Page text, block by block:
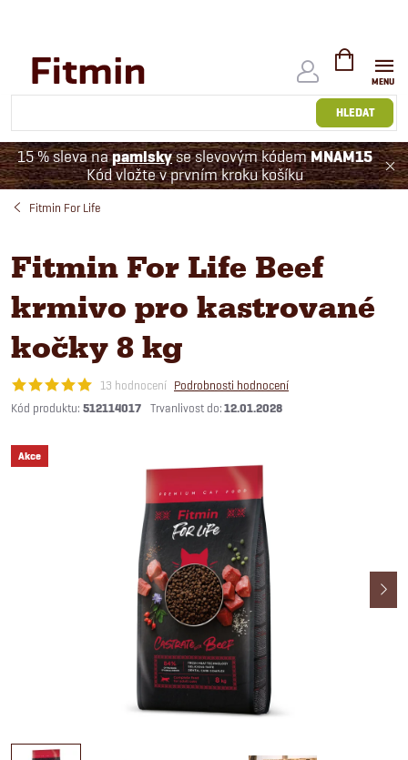
HLEDAT
NÁKUPNÍ
KOŠÍK
15 % sleva napamlskyse slevovým kódemMNAM15
Kód vložte v prvním kroku košíku
Fitmin For Life
Fitmin For Life Beef
krmivo pro kastrované
kočky 8 kg
13 hodnocení Podrobnosti hodnocení
Kód produktu: 512114017 12.01.2028
Akce